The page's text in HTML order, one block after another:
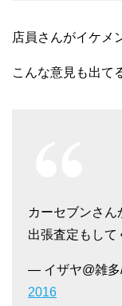
店員さんがイケメ
こんな意見も出て
カーセブンさん
出張査定もして
— イザヤ@雑多
2016